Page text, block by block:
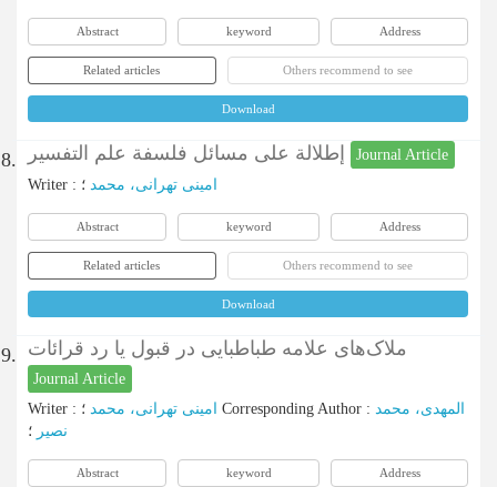
Abstract keyword Address
Related articles Others recommend to see
Download
8.
Journal Article
Writer : امینی تهرانی، محمد ؛
Abstract keyword Address
Related articles Others recommend to see
Download
9. ملاک‌های علامه طباطبایی در قبول یا رد قرائات
Journal Article
Writer : امینی تهرانی، محمد Corresponding Author : المهدی، محمد
نصیر ؛
Abstract keyword Address